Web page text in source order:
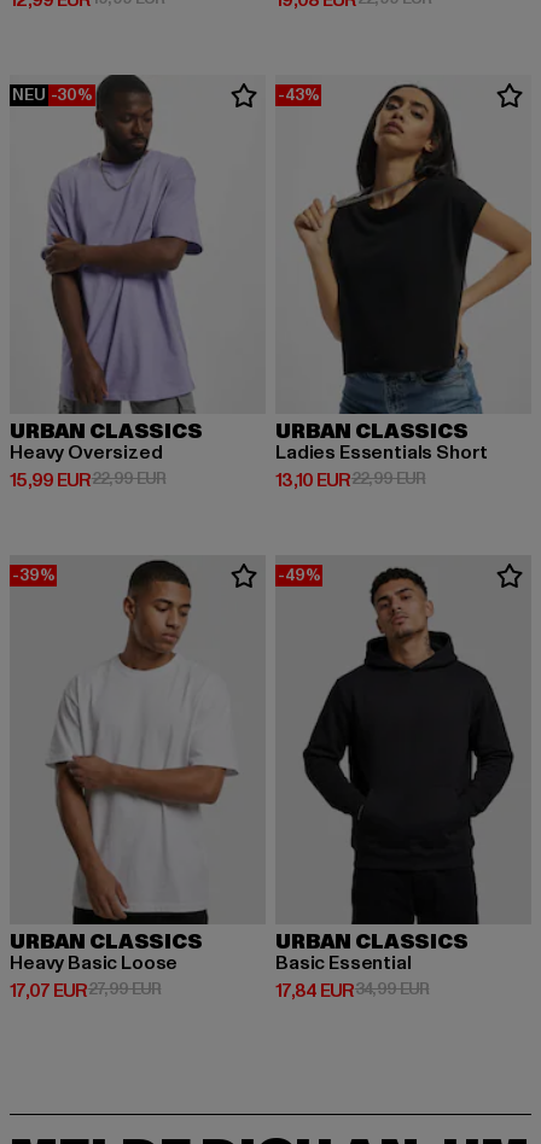
NEU -30%
URBAN CLASSICS
Heavy Oversized
15,99 EUR
Derzeitiger Preis: 15,99 EUR
22,99 EURAktionspreis: 22,99 EUR
-43%
URBAN CLASSICS
Ladies Essentials Short
13,10 EUR
Derzeitiger Preis: 13,10 EUR
22,99 EURAktionspreis:
-39%
URBAN CLASSICS
Heavy Basic Loose
17,07 EUR
Derzeitiger Preis: 17,07 EUR
27,99 EURAktionspreis: 27,99 EUR
-49%
URBAN CLASSICS
Basic Essential
17,84 EUR
Derzeitiger Preis: 17,84 EUR
34,99 EURAktionspreis: